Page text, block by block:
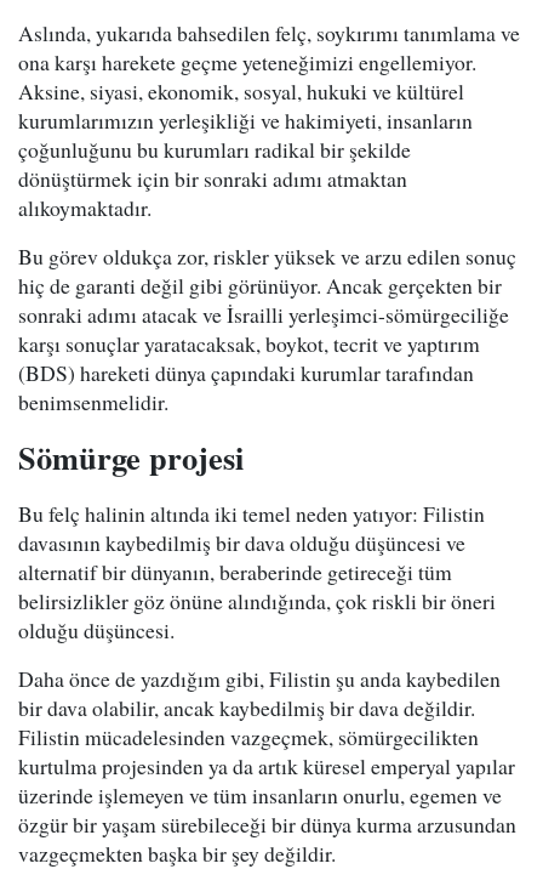
Aslında, yukarıda bahsedilen felç, soykırımı tanımlama ve
ona karşı harekete geçme yeteneğimizi engellemiyor.
Aksine, siyasi, ekonomik, sosyal, hukuki ve kültürel
kurumlarımızın yerleşikliği ve hakimiyeti, insanların
çoğunluğunu bu kurumları radikal bir şekilde
dönüştürmek için bir sonraki adımı atmaktan
alıkoymaktadır.
Bu görev oldukça zor, riskler yüksek ve arzu edilen sonuç
hiç de garanti değil gibi görünüyor. Ancak gerçekten bir
sonraki adımı atacak ve İsrailli yerleşimci-sömürgeciliğe
karşı sonuçlar yaratacaksak, boykot, tecrit ve yaptırım
(BDS) hareketi dünya çapındaki kurumlar tarafından
benimsenmelidir.
Sömürge projesi
Bu felç halinin altında iki temel neden yatıyor: Filistin
davasının kaybedilmiş bir dava olduğu düşüncesi ve
alternatif bir dünyanın, beraberinde getireceği tüm
belirsizlikler göz önüne alındığında, çok riskli bir öneri
olduğu düşüncesi.
Daha önce de yazdığım gibi, Filistin şu anda kaybedilen
bir dava olabilir, ancak kaybedilmiş bir dava değildir.
Filistin mücadelesinden vazgeçmek, sömürgecilikten
kurtulma projesinden ya da artık küresel emperyal yapılar
üzerinde işlemeyen ve tüm insanların onurlu, egemen ve
özgür bir yaşam sürebileceği bir dünya kurma arzusundan
vazgeçmekten başka bir şey değildir.